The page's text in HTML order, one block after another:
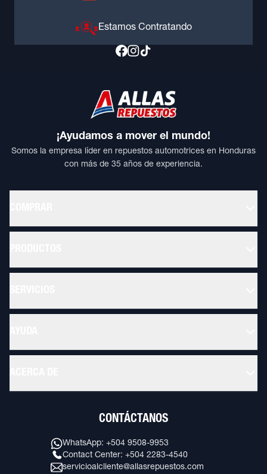
Estamos Contratando
¡Ayudamos a mover el mundo!
Somos la empresa líder en repuestos automotrices en Honduras
con más de 35 años de experiencia.
CONTÁCTANOS
WhatsApp: +504 9508-9953
Contact Center: +504 2283-4540
servicioalcliente@allasrepuestos.com